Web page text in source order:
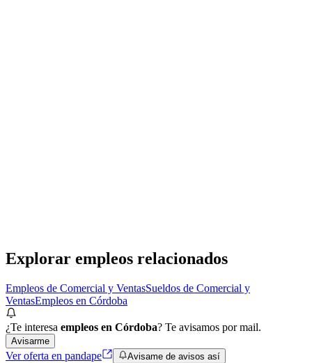
Explorar empleos relacionados
Empleos de Comercial y VentasSueldos de Comercial y
VentasEmpleos en Córdoba
¿Te interesa empleos en Córdoba? Te avisamos por mail.
Avisarme
Ver oferta en pandape Avisame de avisos así